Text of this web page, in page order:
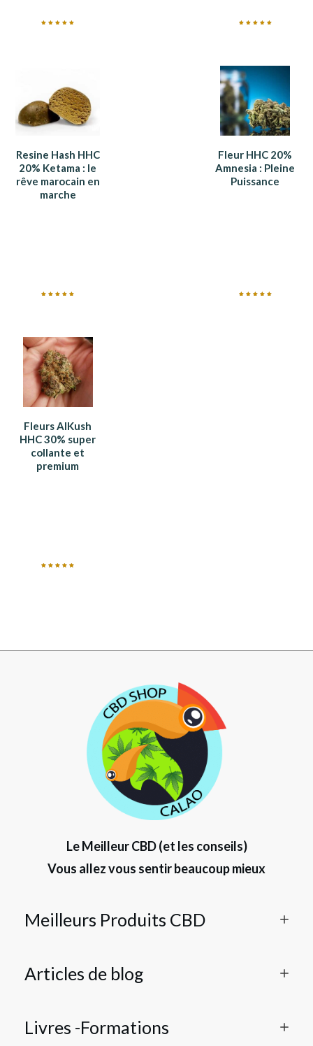
Resine Hash HHC
20% Ketama : le
rêve marocain en
marche
Fleur HHC 20%
Amnesia : Pleine
Puissance
Fleurs AlKush
HHC 30% super
collante et
premium
Le Meilleur CBD (et les conseils)
Vous allez vous sentir beaucoup mieux
Meilleurs Produits CBD
Articles de blog
Livres -Formations